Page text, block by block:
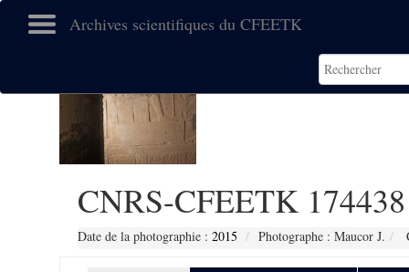
Archives scientifiques du CFEETK
CNRS-CFEETK 174438
Date de la photographie : 2015 Photographe : Maucor J.